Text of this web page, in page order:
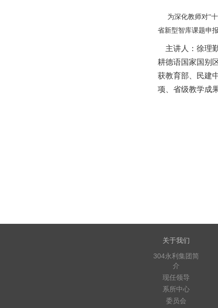
为深化教师对“十
省新型智库课题申
主讲人：徐理
耕德语国家国别
获教育部、民建
项、省级教学成
关于我们
304永利集团简
介
现任领导
系所中心
委员会